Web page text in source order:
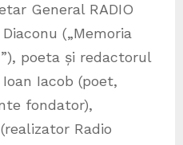
General RADIO
(„Memoria
poeta și redactorul
Iacob (poet,
fondator),
Radio